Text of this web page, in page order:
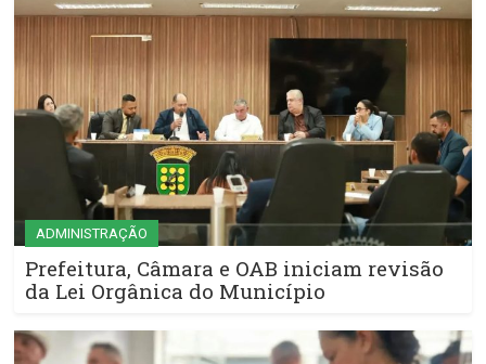
ADMINISTRAÇÃO
Prefeitura, Câmara e OAB iniciam revisão
da Lei Orgânica do Município